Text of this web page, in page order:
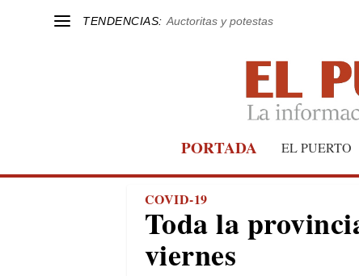
TENDENCIAS: Auctoritas y potestas
PORTADA EL PUERTO
COVID-19
Toda la
viernes